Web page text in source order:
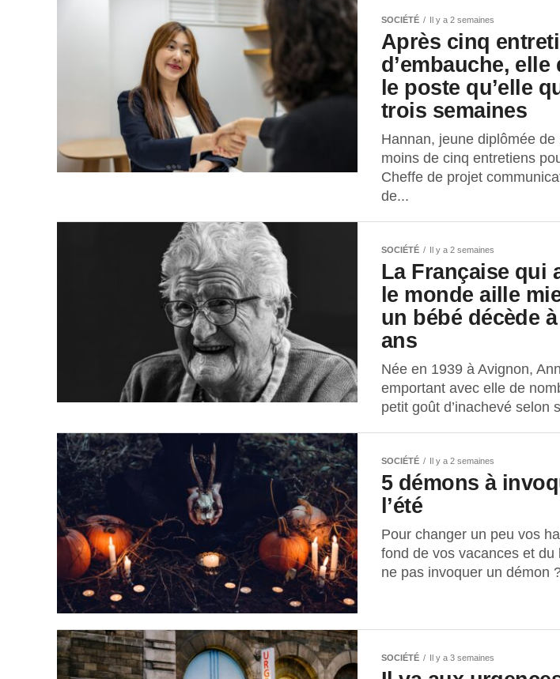
SOCIÉTÉ Il y a 2 semaines
Après cinq
d’embauche,
le poste qu’elle
trois semaines
Hannan, jeune diplômée
moins de cinq entretiens
Cheffe de projet
de...
SOCIÉTÉ Il y a 2 semaines
La Française qui
le monde aille
un bébé décède à
ans
Née en 1939 à Avignon,
emportant avec elle de
petit goût d’inachevé selon
SOCIÉTÉ Il y a 2 semaines
5 démons à
l’été
Pour changer un peu vos
fond de vos vacances et du
ne pas invoquer un démon
SOCIÉTÉ Il y a 3 semaines